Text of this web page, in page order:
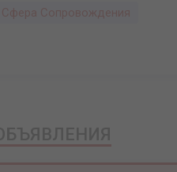
Сфера Сопровождения